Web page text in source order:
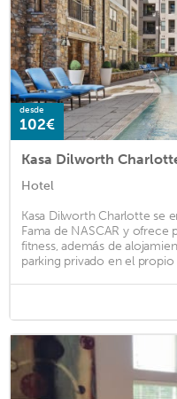
desde
102€
Kasa Dilworth
Hotel
Kasa Dilworth Charlotte se
Fama de NASCAR y ofrece
fitness, además de
parking privado en el propio